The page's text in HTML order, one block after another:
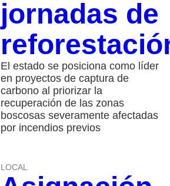
jornadas de
El estado se posiciona como líder
en proyectos de captura de
carbono al priorizar la
recuperación de las zonas
boscosas severamente afectadas
por incendios previos
LOCAL